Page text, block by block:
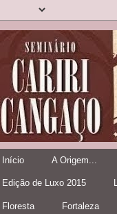
Início A Origem...
Edição de Luxo 2015
Floresta Fortaleza